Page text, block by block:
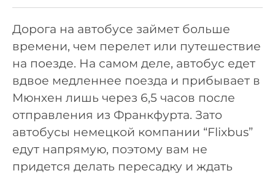
Дорога на автобусе займет больше
времени, чем перелет или путешествие
на поезде. На самом деле, автобус едет
вдвое медленнее поезда и прибывает в
Мюнхен лишь через 6,5 часов после
отправления из Франкфурта. Зато
автобусы немецкой компании “Flixbus”
едут напрямую, поэтому вам не
придется делать пересадку и ждать